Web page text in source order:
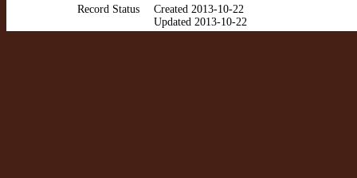
Record Status
Created 2013-10-22
Updated 2013-10-22